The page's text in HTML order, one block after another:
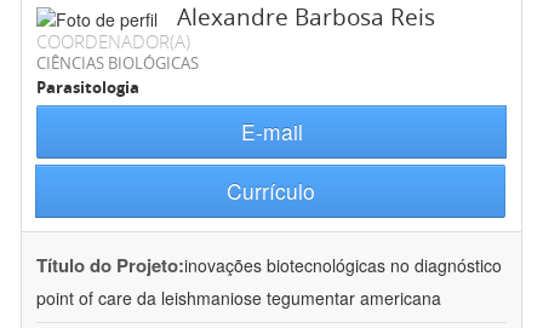
Alexandre Barbosa Reis
COORDENADOR(A)
CIÊNCIAS BIOLÓGICAS
Parasitologia
E-mail
Currículo
Título do Projeto:inovações biotecnológicas no diagnóstico
point of care da leishmaniose tegumentar americana